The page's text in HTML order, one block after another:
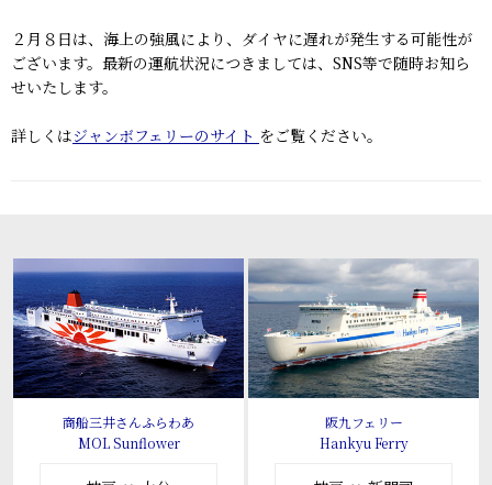
２月８日は、海上の強風により、ダイヤに遅れが発生する可能性が
ございます。最新の運航状況につきましては、SNS等で随時お知ら
せいたします。
詳しくはジャンボフェリーのサイト をご覧ください。
商船三井さんふらわあ
MOL Sunflower
阪九フェリー
Hankyu Ferry